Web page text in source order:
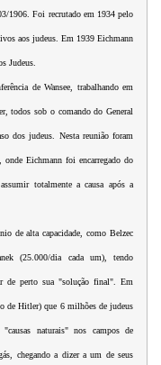
1906. Foi recrutado em 1934 pelo
aos judeus. Em 1939 Eichmann
Judeus.
de Wansee, trabalhando em
todos sob o comando do General
dos judeus. Nesta reunião foram
onde Eichmann foi encarregado do
totalmente a causa após a
de alta capacidade, como Belzec
(25.000/dia cada um), tendo
de perto sua "solução final". Em
de Hitler) que 6 milhões de judeus
naturais" nos campos de
chegando a dizer a um de seus